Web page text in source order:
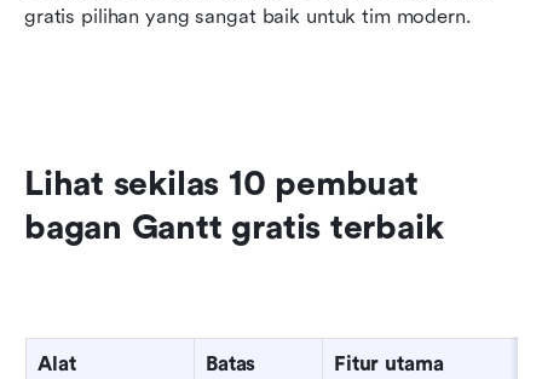
gratis pilihan yang sangat baik untuk tim modern.
Lihat sekilas 10 pembuat
bagan Gantt gratis terbaik
Alat
Batas
Fitur utama